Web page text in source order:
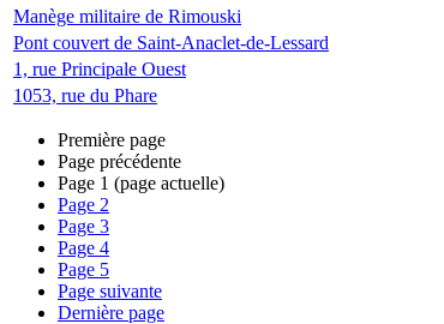
Manège militaire de Rimouski
Pont couvert de Saint-Anaclet-de-Lessard
1, rue Principale Ouest
1053, rue du Phare
Première page
Page précédente
Page 1 (page actuelle)
Page 2
Page 3
Page 4
Page 5
Page suivante
Dernière page